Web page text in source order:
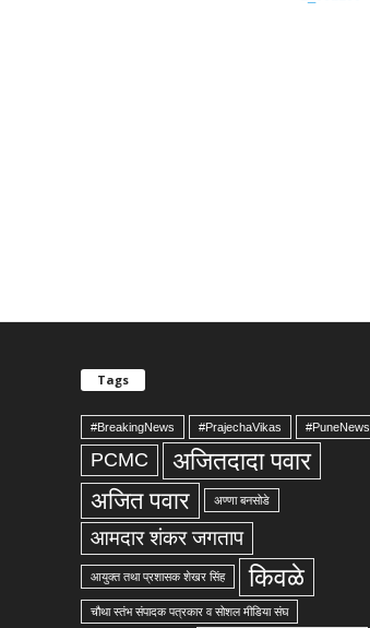
Tags
#BreakingNews #PrajechaVikas #PuneNews
PCMC अजितदादा पवार
अजित पवार अण्णा बनसोडे
आमदार शंकर जगताप
आयुक्त तथा प्रशासक शेखर सिंह किवळे
चौथा स्तंभ संपादक पत्रकार व सोशल मीडिया संघ